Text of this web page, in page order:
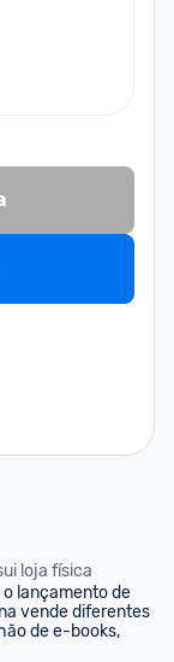
loja física
lançamento de
vende diferentes
de e-books,